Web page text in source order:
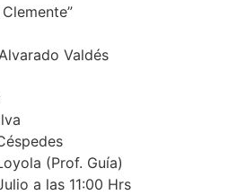
Valdés
(Prof. Guía)
a las 11:00 Hrs